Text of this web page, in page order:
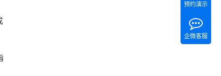
预约演示
企微客服